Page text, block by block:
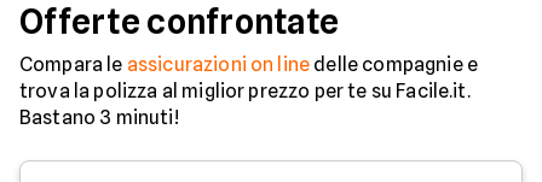
Offerte confrontate
Compara le assicurazioni on line delle compagnie e
trova la polizza al miglior prezzo per te su Facile.it.
Bastano 3 minuti!